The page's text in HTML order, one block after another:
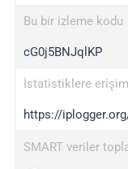
wl.gl
ed.tc
bc.ax
iplogger.com
maper.info
Bu bir izleme kodu
cG0j5BNJqlKP
İstatistiklere
https://
SMART veriler